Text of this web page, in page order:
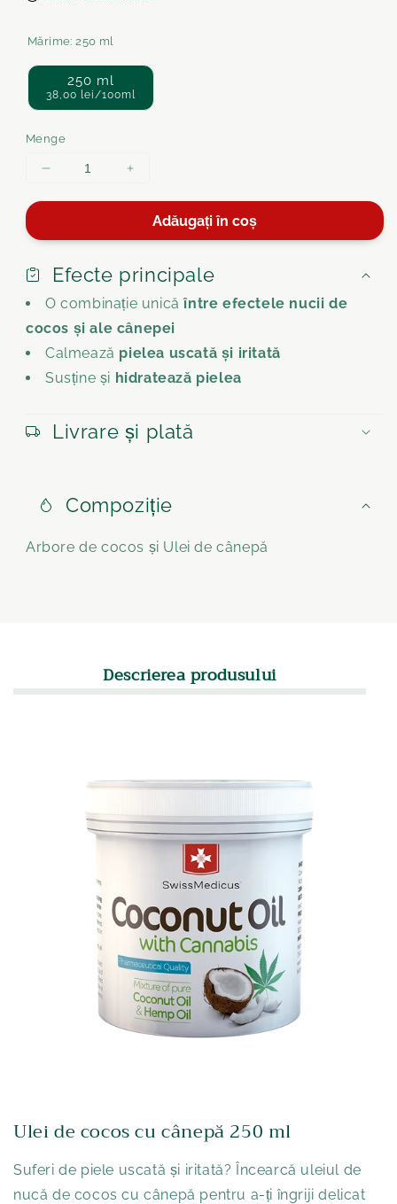
Mărime:250 ml
250 ml
38,00 lei/100ml
Menge
Menge
cu
cânepă
verringern
Menge
Ulei
cu
cânepă
erhöhen
Adăugați în coș
Efecte principale
O combinație unicăîntre efectele nucii de
cocos și ale cânepei
Calmează pielea uscată și iritată
Susține și hidratează pielea
Livrare și plată
Compoziție
Arbore de cocos și Ulei de cânepă
Descrierea produsului
Ulei de cocos cu cânepă 250 ml
Suferi de piele uscată și iritată? Încearcă uleiul de
nucă de cocos cu cânepă pentru a-ți îngriji delicat